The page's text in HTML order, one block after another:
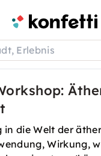
Erlebnis
in die Welt der
Wirkung,